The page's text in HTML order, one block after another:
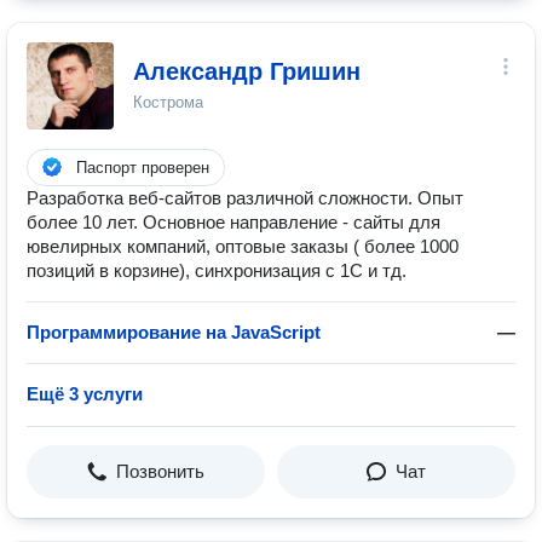
Александр Гришин
Кострома
Паспорт проверен
Разработка веб-сайтов различной сложности. Опыт
более 10 лет. Основное направление - сайты для
ювелирных компаний, оптовые заказы ( более 1000
позиций в корзине), синхронизация с 1С и тд.
Программирование на JavaScript —
Ещё 3 услуги
Позвонить Чат